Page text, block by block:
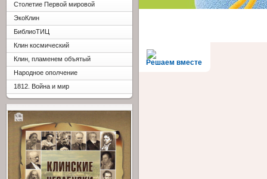
Решаем вместе
Столетие Первой мировой
ЭкоКлин
БиблиоТИЦ
Клин космический
Клин, пламенем объятый
Народное ополчение
1812. Война и мир